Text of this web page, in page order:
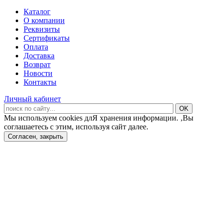
Каталог
О компании
Реквизиты
Сертификаты
Оплата
Доставка
Возврат
Новости
Контакты
Личный кабинет
Мы используем cookies длЯ хранения информации. ‚Вы
соглашаетесь с этим, используя сайт далее.
Согласен, закрыть